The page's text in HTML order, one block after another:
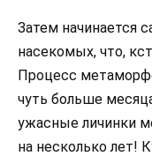
Затем начинается
насекомых, что,
Процесс
чуть больше
ужасные личинки
на несколько лет!